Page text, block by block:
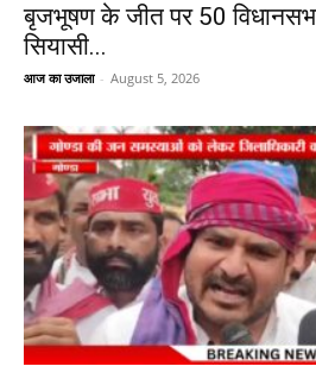
बृजभूषण के जीत पर 50
सियासी...
आज का उजाला - August 5, 2026